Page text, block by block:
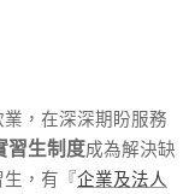
，在深深期盼服務
習生制度成為解決缺
，有『企業及法人